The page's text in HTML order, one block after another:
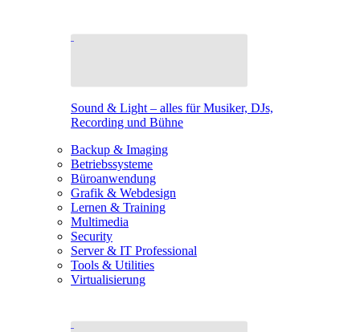
Sound & Light – alles für Musiker, DJs,
Recording und Bühne
Backup & Imaging
Betriebssysteme
Büroanwendung
Grafik & Webdesign
Lernen & Training
Multimedia
Security
Server & IT Professional
Tools & Utilities
Virtualisierung